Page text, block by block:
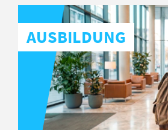
AUSBILDUNG